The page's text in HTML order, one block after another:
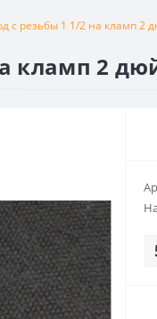
с резьбы 1 1/2 на кламп 2
кламп 2